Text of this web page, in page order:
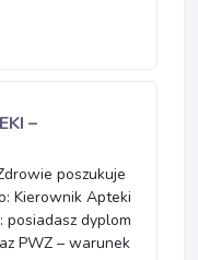
–
poszukuje
Kierownik Apteki
posiadasz dyplom
PWZ – warunek